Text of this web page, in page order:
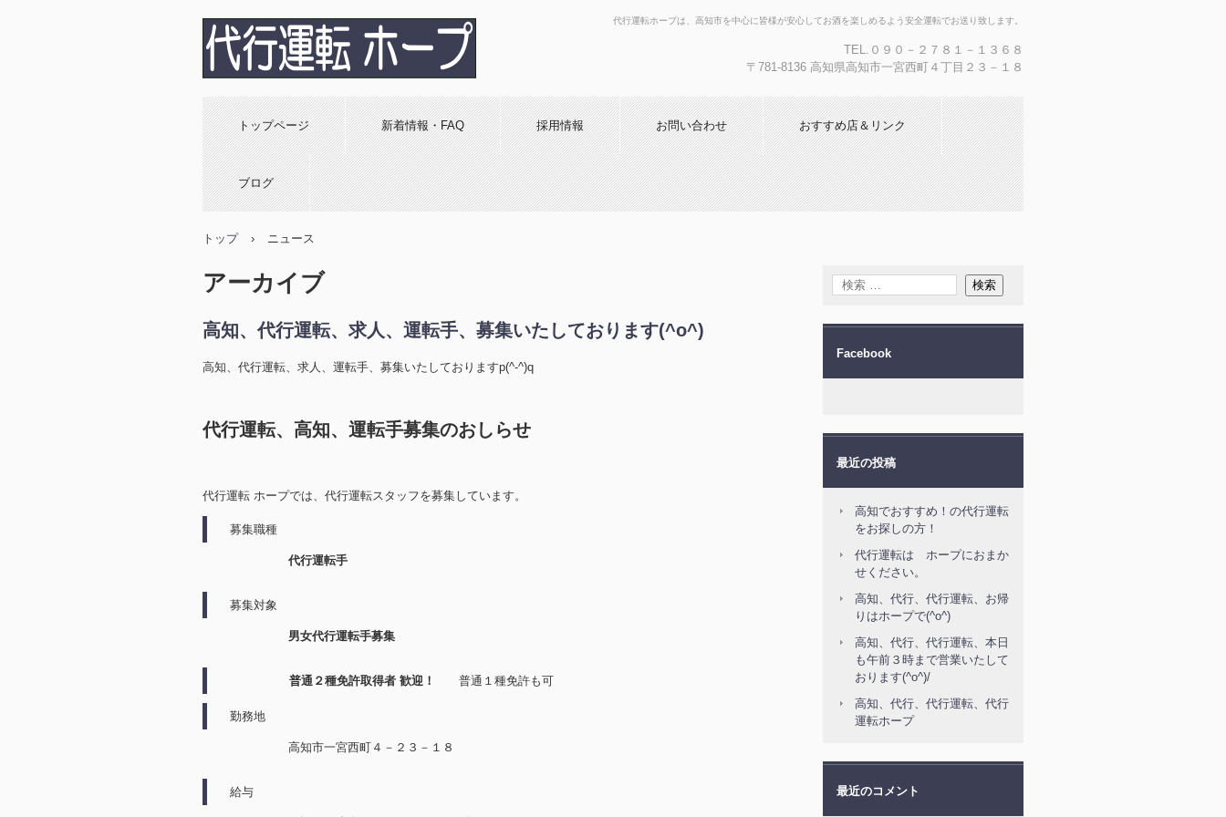
済OK！安心・安全・丁寧で評判！代
代行運転ホープは、高知市を中心に皆様が安心してお酒を楽しめるよう安全運転でお送り致します。
TEL.０９０－２７８１－１３６８
〒781-8136 高知県高知市一宮西町４丁目２３－１８
トップページ 新着情報・FAQ 採用情報 お問い合わせ おすすめ店＆リンク
ブログ
トップ › ニュース
アーカイブ
高知、代行運転、求人、運転手、募集いたしております(^o^)
高知、代行運転、求人、運転手、募集いたしておりますp(^-^)q
代行運転、高知、運転手募集のおしらせ
代行運転 ホープでは、代行運転スタッフを募集しています。
募集職種
代行運転手
募集対象
男女代行運転手募集
普通２種免許取得者 歓迎！ 普通１種免許も可
勤務地
高知市一宮西町４－２３－１８
給与
Facebook
最近の投稿
高知でおすすめ！の代行運転
をお探しの方！
代行運転は ホープにおまか
せください。
高知、代行、代行運転、お帰
りはホープで(^o^)
高知、代行、代行運転、本日
も午前３時まで営業いたして
おります(^o^)/
高知、代行、代行運転、代行
運転ホープ
最近のコメント